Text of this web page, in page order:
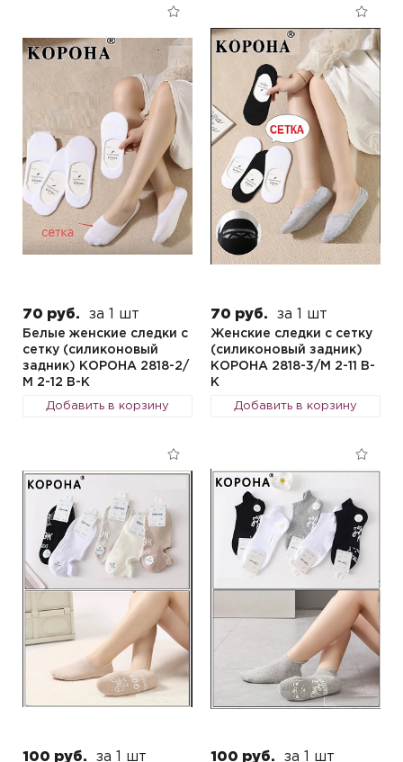
70 руб. за 1 шт
Белые женские следки с
сетку (силиконовый
задник) КОРОНА 2818-2/
М 2-12 B-K
Добавить в корзину
70 руб. за 1 шт
Женские следки с сетку
(силиконовый задник)
КОРОНА 2818-3/М 2-11 B-
K
Добавить в корзину
100 руб. за 1 шт 100 руб. за 1 шт